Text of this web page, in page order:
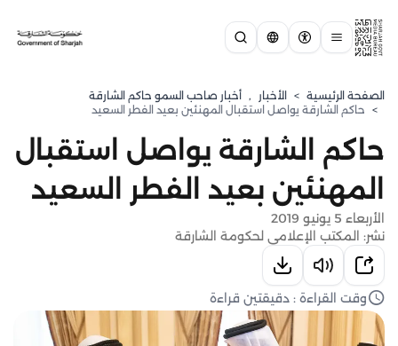
الصفحة الرئيسية > الأخبار , أخبار صاحب السمو حاكم الشارقة
> حاكم الشارقة يواصل استقبال المهنئين بعيد الفطر السعيد
حاكم الشارقة يواصل استقبال
المهنئين بعيد الفطر السعيد
الأربعاء 5 يونيو 2019
نشر: المكتب الإعلامي لحكومة الشارقة
وقت القراءة : دقيقتين قراءة